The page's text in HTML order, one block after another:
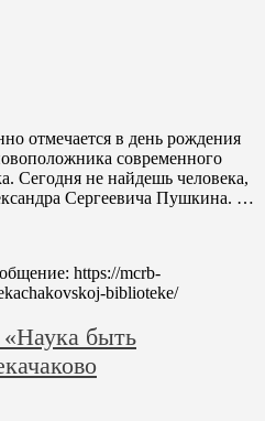
отмечается в день рождения
современного
Сегодня не найдешь человека,
Сергеевича Пушкина. …
https://mcrb-
biblioteke/
быть